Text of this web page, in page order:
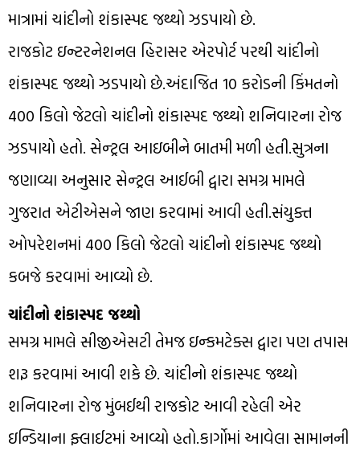
માત્રામાં ચાંદીનો શંકાસ્પદ જથ્થો ઝડપાયો છે.
રાજકોટ ઇન્ટરનેશનલ હિરાસર એરપોર્ટ પરથી ચાંદીનો
શંકાસ્પદ જથ્થો ઝડપાયો છે.અંદાજિત 10 કરોડની કિંમતનો
400 કિલો જેટલો ચાંદીનો શંકાસ્પદ જથ્થો શનિવારના રોજ
ઝડપાયો હતો. સેન્ટ્રલ આઇબીને બાતમી મળી હતી.સુત્રના
જણાવ્યા અનુસાર સેન્ટ્રલ આઈબી દ્વારા સમગ્ર મામલે
ગુજરાત એટીએસને જાણ કરવામાં આવી હતી.સંયુક્ત
ઓપરેશનમાં 400 કિલો જેટલો ચાંદીનો શંકાસ્પદ જથ્થો
કબજે કરવામાં આવ્યો છે.
ચાંદીનો શંકાસ્પદ જથ્થો
સમગ્ર મામલે સીજીએસટી તેમજ ઇન્કમટેક્સ દ્વારા પણ તપાસ
શરૂ કરવામાં આવી શકે છે. ચાંદીનો શંકાસ્પદ જથ્થો
શનિવારના રોજ મુંબઈથી રાજકોટ આવી રહેલી એર
ઇન્ડિયાના ફ્લાઈટમાં આવ્યો હતો.કાર્ગોમાં આવેલા સામાનની